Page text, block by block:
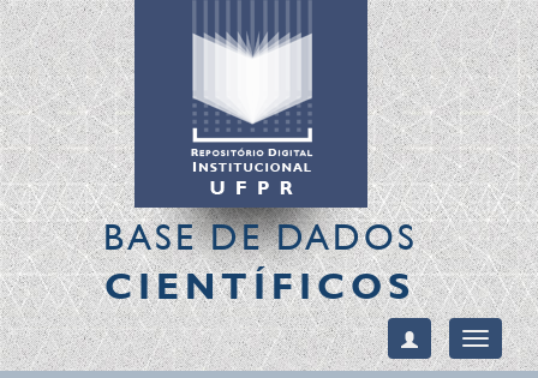
BASE DE DADOS
CIENTÍFICOS
Toggle